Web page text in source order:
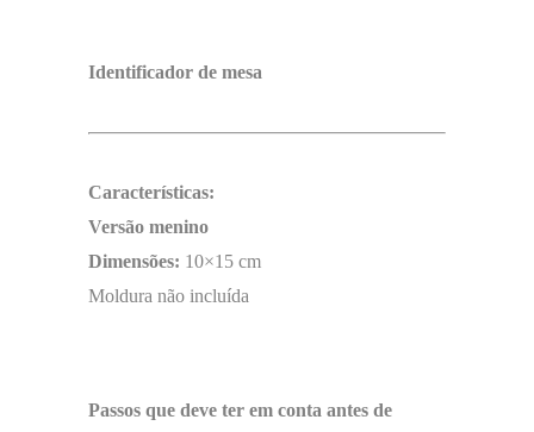
Identificador de mesa
Características:
Versão menino
Dimensões: 10×15 cm
Moldura não incluída
Passos que deve ter em conta antes de